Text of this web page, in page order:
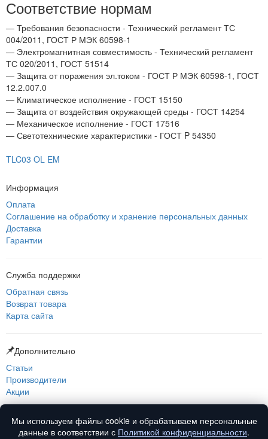
Соответствие нормам
— Требования безопасности - Технический регламент ТС
004/2011, ГОСТ Р МЭК 60598-1
— Электромагнитная совместимость - Технический регламент
ТС 020/2011, ГОСТ 51514
— Защита от поражения эл.током - ГОСТ Р МЭК 60598-1, ГОСТ
12.2.007.0
— Климатическое исполнение - ГОСТ 15150
— Защита от воздействия окружающей среды - ГОСТ 14254
— Механическое исполнение - ГОСТ 17516
— Светотехнические характеристики - ГОСТ P 54350
TLC03 OL EM
Информация
Оплата
Соглашение на обработку и хранение персональных данных
Доставка
Гарантии
Служба поддержки
Обратная связь
Возврат товара
Карта сайта
Дополнительно
Статьи
Производители
Акции
О нас
Мы используем файлы cookie и обрабатываем персональные
данные в соответствии с Политикой конфиденциальности.